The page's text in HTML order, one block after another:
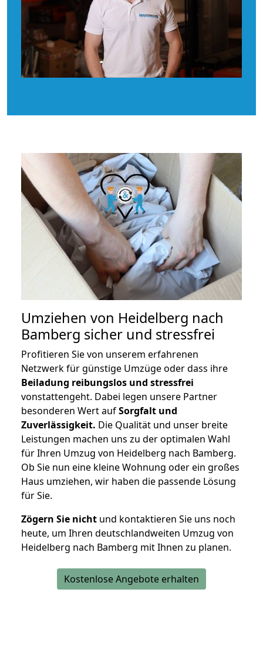
Umziehen von Heidelberg nach
Bamberg sicher und stressfrei
Profitieren Sie von unserem erfahrenen
Netzwerk für günstige Umzüge oder dass ihre
Beiladung reibungslos und stressfrei
vonstattengeht. Dabei legen unsere Partner
besonderen Wert aufSorgfalt und
Zuverlässigkeit. Die Qualität und unser breite
Leistungen machen uns zu der optimalen Wahl
für Ihren Umzug von Heidelberg nach Bamberg.
Ob Sie nun eine kleine Wohnung oder ein großes
Haus umziehen, wir haben die passende Lösung
für Sie.
Zögern Sie nicht und kontaktieren Sie uns noch
heute, um Ihren deutschlandweiten Umzug von
Heidelberg nach Bamberg mit Ihnen zu planen.
Kostenlose Angebote erhalten